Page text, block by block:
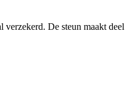
De steun maakt deel